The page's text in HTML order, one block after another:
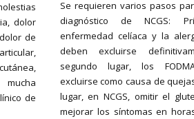
dolor
de
de
Se requieren varios pasos
diagnóstico de NCGS:
enfermedad celíaca y la
deben excluirse
segundo lugar, los
excluirse como causa de
lugar, en NCGS, omitir el
mejorar los síntomas en